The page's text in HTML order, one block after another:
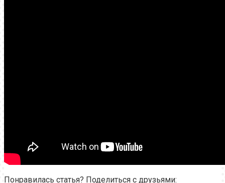
Понравилась статья? Поделиться с друзьями: